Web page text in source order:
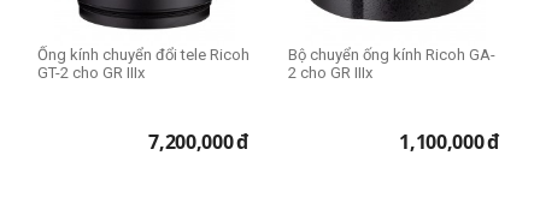
Ống kính chuyển đổi tele Ricoh
GT-2 cho GR IIIx
7,200,000đ
Bộ chuyển ống kính Ricoh GA-
2 cho GR IIIx
1,100,000đ